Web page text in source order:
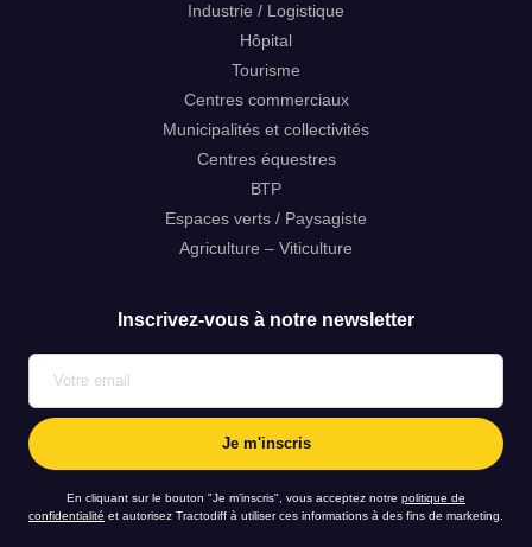
Industrie / Logistique
Hôpital
Tourisme
Centres commerciaux
Municipalités et collectivités
Centres équestres
ВТР
Espaces verts / Paysagiste
Agriculture – Viticulture
Inscrivez-vous à notre newsletter
En cliquant sur le bouton "Je m’inscris", vous acceptez notre politique de
confidentialité et autorisez Tractodiff à utiliser ces informations à des fins de marketing.
mon code postal est *
et j’aimerais être rappelé au numéro *
ou par email à l’adresse suivante *